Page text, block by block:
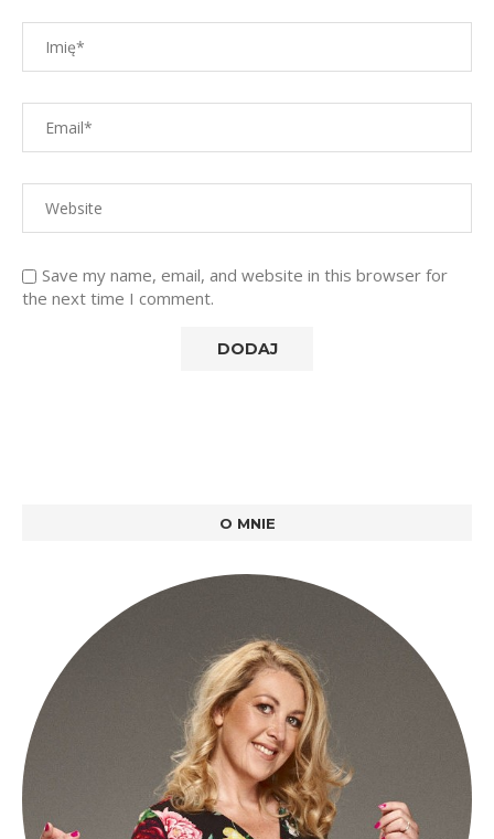
Save my name, email, and website in this browser for
the next time I comment.
O MNIE